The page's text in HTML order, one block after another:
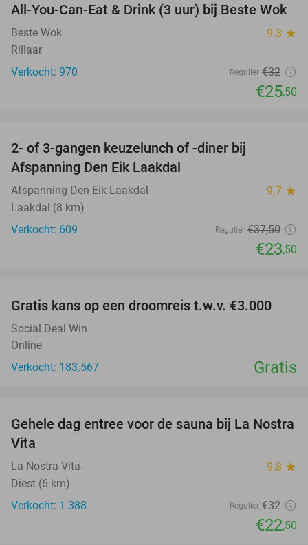
20%
All-You-Can-Eat & Drink (3 uur) bij Beste Wok
Beste Wok 9.3 star
Rillaar
Verkocht: 970
Regulier €32
€25,50
2- of 3-gangen keuzelunch of -diner bij
Afspanning Den Eik Laakdal
Afspanning Den Eik Laakdal 9.7 star
Laakdal (8 km)
Verkocht: 609
Regulier €37,50
€23,50
Gratis kans op een droomreis t.w.v. €3.000
Social Deal Win
Online
Verkocht: 183.567
Gratis
30%
Gehele dag entree voor de sauna bij La Nostra
Vita
La Nostra Vita 9.8 star
Diest (6 km)
Verkocht: 1.388
Regulier €32
€22,50